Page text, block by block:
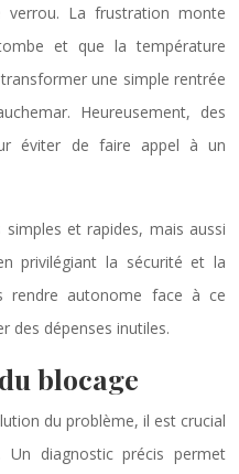
La frustration monte
et que la température
une simple rentrée
Heureusement, des
éviter de faire appel à un
et rapides, mais aussi
privilégiant la sécurité et la
rendre autonome face à ce
des dépenses inutiles.
blocage
du problème, il est crucial
Un diagnostic précis permet